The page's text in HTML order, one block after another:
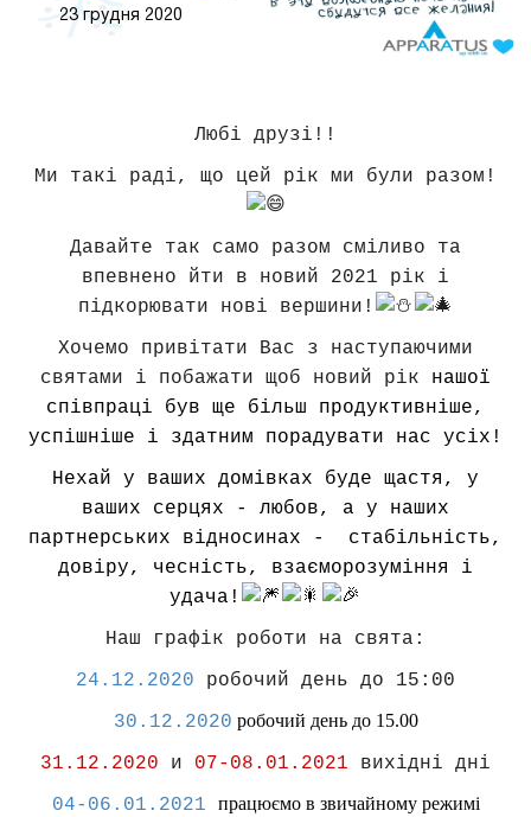
23 грудня 2020
Любі друзі!!
Ми такі раді, що цей рік ми були разом!
Давайте так само разом сміливо та
впевнено йти в новий 2021 рік і
підкорювати нові вершини!
Хочемо привітати Вас з наступаючими
святами і побажати щоб новий рік нашої
співпраці був ще більш продуктивніше,
успішніше і здатним порадувати нас усіх!
Нехай у ваших домівках буде щастя, у
ваших серцях - любов, а у наших
партнерських відносинах -
стабільність,
довіру, чесність, взаєморозуміння і
удача!
Наш графік роботи на свята:
24.12.2020 робочий день до 15:00
30.12.2020 робочий день до 15.00
31.12.2020 и 07-08.01.2021 вихідні дні
04-06.01.2021 працюємо в звичайному режимі